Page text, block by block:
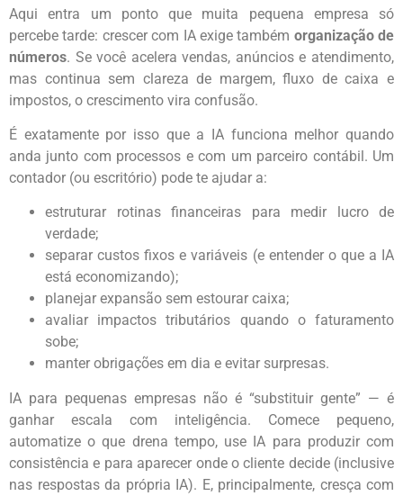
Aqui entra um ponto que muita pequena empresa só
percebe tarde: crescer com IA exige também organização de
números. Se você acelera vendas, anúncios e atendimento,
mas continua sem clareza de margem, fluxo de caixa e
impostos, o crescimento vira confusão.
É exatamente por isso que a IA funciona melhor quando
anda junto com processos e com um parceiro contábil. Um
contador (ou escritório) pode te ajudar a:
estruturar rotinas financeiras para medir lucro de
verdade;
separar custos fixos e variáveis (e entender o que a IA
está economizando);
planejar expansão sem estourar caixa;
avaliar impactos tributários quando o faturamento
sobe;
manter obrigações em dia e evitar surpresas.
IA para pequenas empresas não é “substituir gente” — é
ganhar escala com inteligência. Comece pequeno,
automatize o que drena tempo, use IA para produzir com
consistência e para aparecer onde o cliente decide (inclusive
nas respostas da própria IA). E, principalmente, cresça com